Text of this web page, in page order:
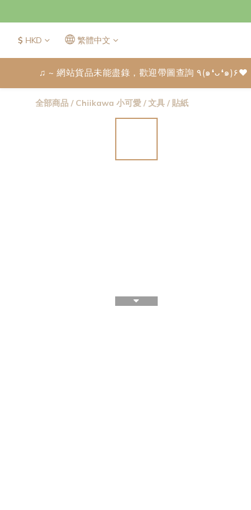
$ HKD 繁體中文
♫ ~ 網站貨品未能盡錄，歡迎帶圖查詢 ٩(๑❛ᴗ❛๑)۶♥
全部商品 / Chiikawa 小可愛 /文具 / 貼紙